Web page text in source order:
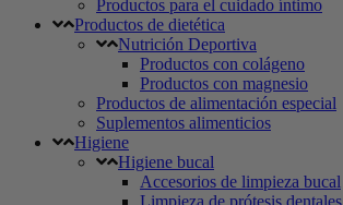
Productos para el cuidado íntimo
Productos de dietética
Nutrición Deportiva
Productos con colágeno
Productos con magnesio
Productos de alimentación especial
Suplementos alimenticios
Higiene
Higiene bucal
Accesorios de limpieza bucal